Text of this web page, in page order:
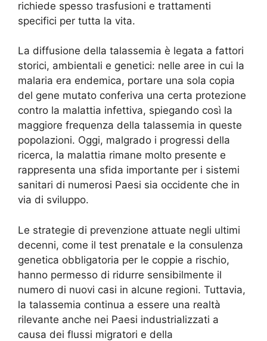
richiede spesso trasfusioni e trattamenti
specifici per tutta la vita.
La diffusione della talassemia è legata a fattori
storici, ambientali e genetici: nelle aree in cui la
malaria era endemica, portare una sola copia
del gene mutato conferiva una certa protezione
contro la malattia infettiva, spiegando così la
maggiore frequenza della talassemia in queste
popolazioni. Oggi, malgrado i progressi della
ricerca, la malattia rimane molto presente e
rappresenta una sfida importante per i sistemi
sanitari di numerosi Paesi sia occidente che in
via di sviluppo.
Le strategie di prevenzione attuate negli ultimi
decenni, come il test prenatale e la consulenza
genetica obbligatoria per le coppie a rischio,
hanno permesso di ridurre sensibilmente il
numero di nuovi casi in alcune regioni. Tuttavia,
la talassemia continua a essere una realtà
rilevante anche nei Paesi industrializzati a
causa dei flussi migratori e della